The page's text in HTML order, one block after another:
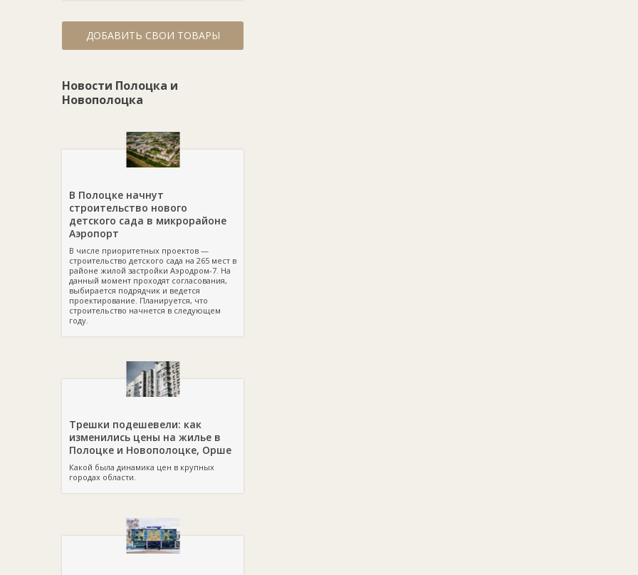
ДОБАВИТЬ СВОИ ТОВАРЫ
Новости Полоцка и
Новополоцка
В Полоцке начнут
строительство нового
детского сада в микрорайоне
Аэропорт
В числе приоритетных проектов —
строительство детского сада на 265 мест в
районе жилой застройки Аэродром-7. На
данный момент проходят согласования,
выбирается подрядчик и ведется
проектирование. Планируется, что
строительство начнется в следующем
году.
Трешки подешевели: как
изменились цены на жилье в
Полоцке и Новополоцке, Орше
Какой была динамика цен в крупных
городах области.